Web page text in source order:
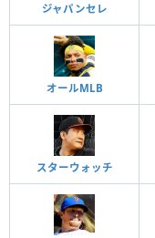
ジャパンセレ
オールMLB
スターウォッチ